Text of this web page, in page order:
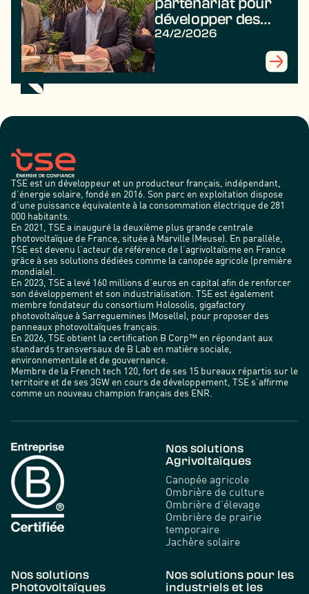
partenariat pour
développer des
projets
agrivoltaïques au
agriculteurs
24/2/2026
TSE est un développeur et un producteur français, indépendant,
d’énergie solaire, fondé en 2016. Son parc en exploitation dispose
d’une puissance équivalente à la consommation électrique de 281
000 habitants.
En 2021, TSE a inauguré la deuxième plus grande centrale
photovoltaïque de France, située à Marville (Meuse). En parallèle,
TSE est devenu l’acteur de référence de l’agrivoltaïsme en France
grâce à ses solutions dédiées comme la canopée agricole (première
mondiale).
En 2023, TSE a levé 160 millions d’euros en capital afin de renforcer
son développement et son industrialisation. TSE est également
membre fondateur du consortium Holosolis, gigafactory
photovoltaïque à Sarreguemines (Moselle), pour proposer des
panneaux photovoltaïques français.
En 2026, TSE obtient la certification B Corp™ en répondant aux
standards transversaux de B Lab en matière sociale,
environnementale et de gouvernance.
Membre de la French tech 120, fort de ses 15 bureaux répartis sur le
territoire et de ses 3GW en cours de développement, TSE s’affirme
comme un nouveau champion français des ENR.
Nos solutions
Agrivoltaïques
Canopée agricole
Ombrière de culture
Ombrière d’élevage
Ombrière de prairie
temporaire
Jachère solaire
Nos solutions
Photovoltaïques
Nos solutions pour les
industriels et les